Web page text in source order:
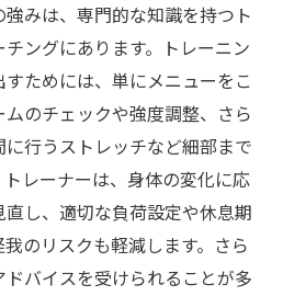
みは、専門的な知識を持つト
ングにあります。トレーニン
ためには、単にメニューをこ
のチェックや強度調整、さら
行うストレッチなど細部まで
レーナーは、身体の変化に応
し、適切な負荷設定や休息期
のリスクも軽減します。さら
バイスを受けられることが多